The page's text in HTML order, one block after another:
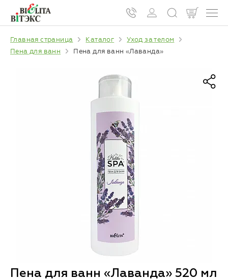
Главная страница Каталог
Уход за телом
Пена для ванн
Пена для ванн «Лаванда»
Пена для ванн «Лаванда» 520 мл